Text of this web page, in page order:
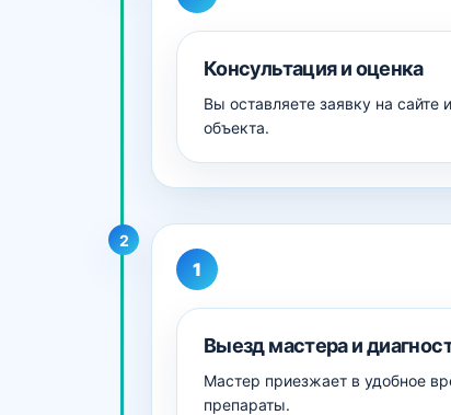
Консультация и оценка
Вы оставляете заявку на
объекта.
2
Выезд мастера и
Мастер приезжает в удобное
препараты.